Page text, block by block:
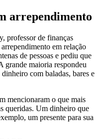
arrependimento
professor de finanças
em relação
de pessoas e pediu que
grande maioria respondeu
com baladas, bares e
mencionaram o que mais
queridas. Um dinheiro que
um presente para sua